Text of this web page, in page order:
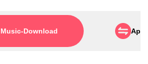
Download